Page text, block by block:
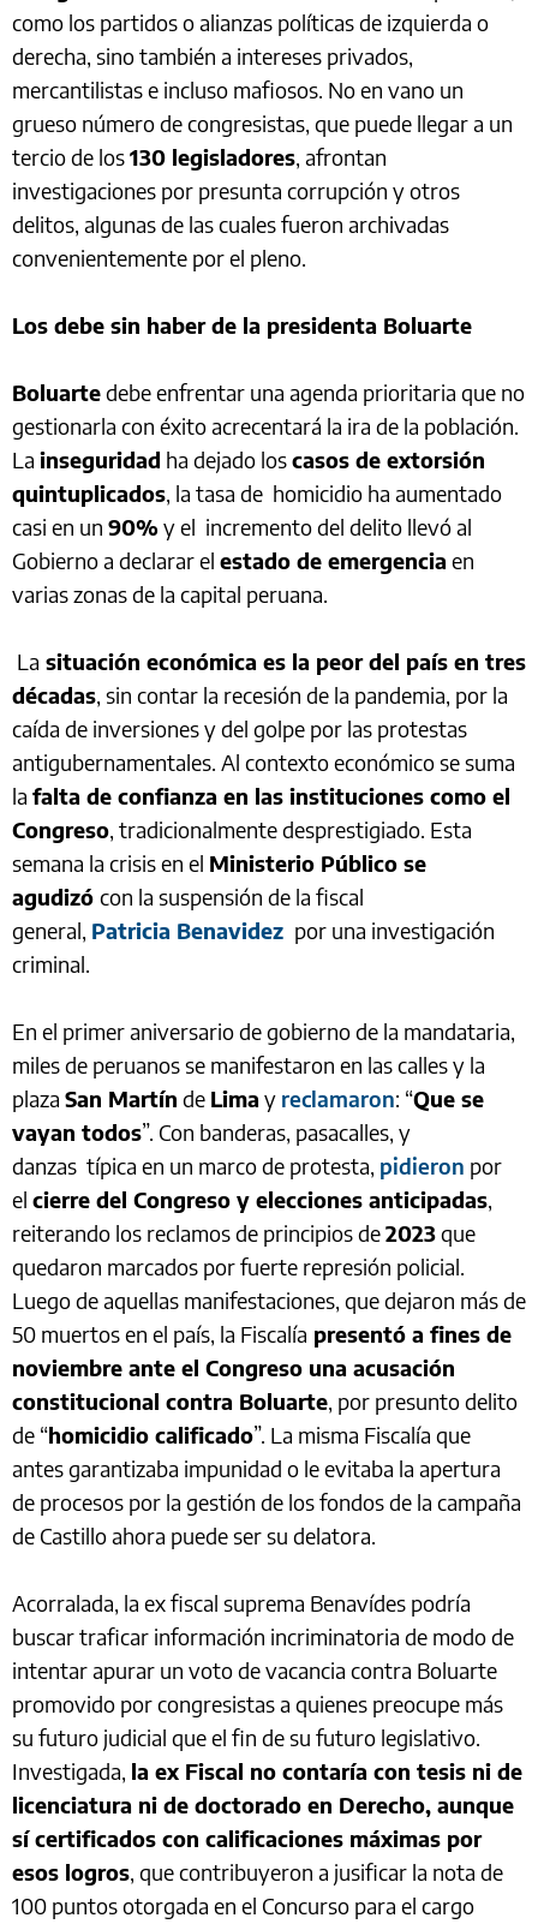
como los partidos o alianzas políticas de izquierda o
derecha, sino también a intereses privados,
mercantilistas e incluso mafiosos. No en vano un
grueso número de congresistas, que puede llegar a un
tercio de los130 legisladores, afrontan
investigaciones por presunta corrupción y otros
delitos, algunas de las cuales fueron archivadas
convenientemente por el pleno.
Los debe sin haber de la presidenta Boluarte
Boluartedebe enfrentar una agenda prioritaria que no
gestionarla con éxito acrecentará la ira de la población.
La inseguridad ha dejado loscasos de extorsión
quintuplicados, la tasa de homicidio ha aumentado
casi en un 90% y el incremento del delito llevó al
Gobierno a declarar el estado de emergencia en
varias zonas de la capital peruana.
La situación económica es la peor del país en tres
décadas, sin contar la recesión de la pandemia, por la
caída de inversiones y del golpe por las protestas
antigubernamentales. Al contexto económico se suma
la falta de confianza en las instituciones como el
Congreso, tradicionalmente desprestigiado. Esta
semana la crisis en el Ministerio Público se
agudizó con la suspensión de la fiscal
general, Patricia Benavidez por una investigación
criminal.
En el primer aniversario de gobierno de la mandataria,
miles de peruanos se manifestaron en las calles y la
plaza San Martín de Lima y reclamaron: “Que se
vayan todos”. Con banderas, pasacalles, y
danzas típica en un marco de protesta, pidieron por
el cierre del Congreso y elecciones anticipadas,
reiterando los reclamos de principios de2023que
quedaron marcados por fuerte represión policial.
Luego de aquellas manifestaciones, que dejaron más de
50 muertos en el país, la Fiscalía presentó a fines de
noviembre ante el Congreso una acusación
constitucional contra Boluarte, por presunto delito
de “homicidio calificado”. La misma Fiscalía que
antes garantizaba impunidad o le evitaba la apertura
de procesos por la gestión de los fondos de la campaña
de Castillo ahora puede ser su delatora.
Acorralada, la ex fiscal suprema Benavídes podría
buscar traficar información incriminatoria de modo de
intentar apurar un voto de vacancia contra Boluarte
promovido por congresistas a quienes preocupe más
su futuro judicial que el fin de su futuro legislativo.
Investigada, la ex Fiscal no contaría con tesis ni de
licenciatura ni de doctorado en Derecho, aunque
sí certificados con calificaciones máximas por
esos logros, que contribuyeron a jusificar la nota de
100 puntos otorgada en el Concurso para el cargo